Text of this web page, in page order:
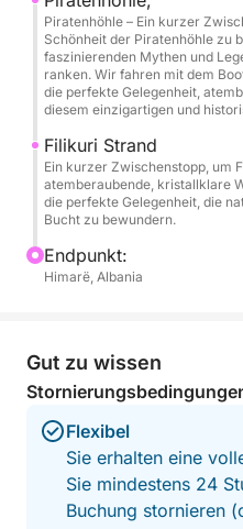
und der legendären
natürlichen Kammern
Dimensionen, Farben
Atmosphäre direkt vom
Perspektive verwandelt
und unvergessliches
Bringen Sie
die Riviera kümmert sich
Piratenhöhle – Ein kurzer
Schönheit der Piratenhöhle zu
faszinierenden Mythen und
ranken. Wir fahren mit dem
die perfekte Gelegenheit,
diesem einzigartigen und
Filikuri Strand
Ein kurzer Zwischenstopp, um
atemberaubende, kristallklare
die perfekte Gelegenheit, die
Bucht zu bewundern.
Endpunkt:
Himarë, Albania
Gut zu wissen
Flexibel
Sie erhalten eine
Sie mindestens 24
Buchung stornieren